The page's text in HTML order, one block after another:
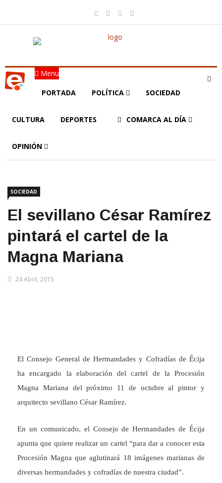
Menu
PORTADA POLÍTICA SOCIEDAD
CULTURA DEPORTES COMARCA AL DÍA
OPINIÓN
SOCIEDAD
El sevillano César Ramírez
pintará el cartel de la
Magna Mariana
24 Abril, 2015
El Consejo General de Hermandades y Cofradías de Écija
ha encargado la elaboración del cartel de la Procesión
Magna Mariana del próximo 11 de octubre al pintor y
arquitecto sevillano César Ramírez.
En un comunicado, el Consejo de Hermandades de Écija
apunta que quiere realizar un cartel “para dar a conocer esta
Procesión Magna que aglutinará 18 imágenes marianas de
diversas hermandades y cofradías de nuestra ciudad”.